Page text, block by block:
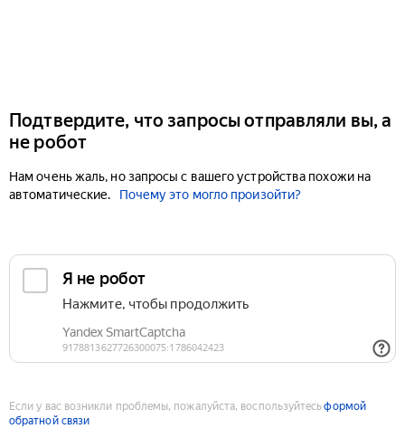
Подтвердите, что запросы отправляли вы, а
не робот
Нам очень жаль, но запросы с вашего устройства похожи на
автоматические.
Почему это могло произойти?
Если у вас возникли проблемы, пожалуйста, воспользуйтесьформой
обратной связи